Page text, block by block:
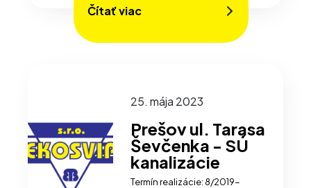
Čítať viac
25. mája 2023
Prešov ul. Tarasa
Ševčenka - SÚ
kanalizácie
Termín realizácie: 8/2019-